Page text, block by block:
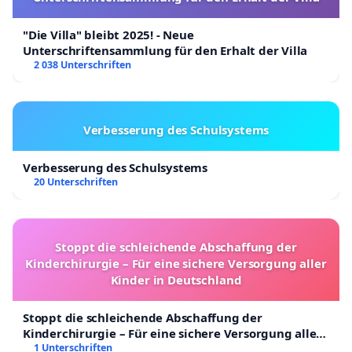
genommen werden kann. Auf drängen einiger
Parlamentarier des europarates, wurden
unbrauchbare, geschwärzte Seiten der
Zusammensetzngen geliefert , die natürlich zu
7.3.5. die Inhalte der Verträge mit
Impfstoffherstellern transparent zu
öffentlich zugänglich zu machen;
Hier das gleiche auch hier, keine oder
geschwärzte Verträge.
"Die Villa" bleibt 2025! - Neue
Unterschriftensammlung für den Erhalt der Villa
2 038 Unterschriften
Verbesserung des Schulsystems
Verbesserung des Schulsystems
20 Unterschriften
Stoppt die schleichende Abschaffung der
Kinderchirurgie – Für eine sichere Versorgung aller
Kinder in Deutschland
Stoppt die schleichende Abschaffung der
Kinderchirurgie – Für eine sichere Versorgung aller
Kinder in Deutschland
1 Unterschriften